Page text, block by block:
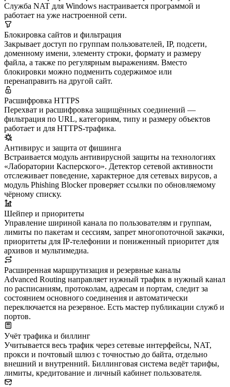
Служба NAT для Windows настраивается программой и
работает на уже настроенной сети.
Блокировка сайтов и фильтрация
Закрывает доступ по группам пользователей, IP, подсети,
доменному имени, элементу строки, формату и размеру
файла, а также по регулярным выражениям. Вместо
блокировки можно подменить содержимое или
перенаправить на другой сайт.
Расшифровка HTTPS
Перехват и расшифровка защищённых соединений —
фильтрация по URL, категориям, типу и размеру объектов
работает и для HTTPS-трафика.
Антивирус и защита от фишинга
Встраивается модуль антивирусной защиты на технологиях
«Лаборатории Касперского». Детектор сетевой активности
отслеживает поведение, характерное для сетевых вирусов, а
модуль Phishing Blocker проверяет ссылки по обновляемому
чёрному списку.
Шейпер и приоритеты
Управление шириной канала по пользователям и группам,
лимиты по пакетам и сессиям, запрет многопоточной закачки,
приоритеты для IP-телефонии и пониженный приоритет для
архивов и мультимедиа.
Расширенная маршрутизация и резервные каналы
Advanced Routing направляет нужный трафик в нужный канал
по расписаниям, протоколам, адресам и портам, следит за
состоянием основного соединения и автоматически
переключается на резервное. Есть мастер публикации служб и
портов.
Учёт трафика и биллинг
Учитывается весь трафик через сетевые интерфейсы, NAT,
прокси и почтовый шлюз с точностью до байта, отдельно
внешний и внутренний. Биллинговая система ведёт тарифы,
лимиты, кредитование и личный кабинет пользователя.